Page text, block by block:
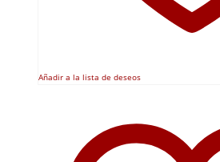
Añadir a la lista de deseos